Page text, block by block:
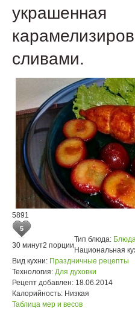
украшенная
сливами.
5891
5
30 минут2 порции
Тип блюда:
Национальная
Вид кухни: Праздничные рецепты
Технология: Для духовки
Рецепт добавлен: 18.06.2014
Калорийность: Низкая
Таблица мер и весов